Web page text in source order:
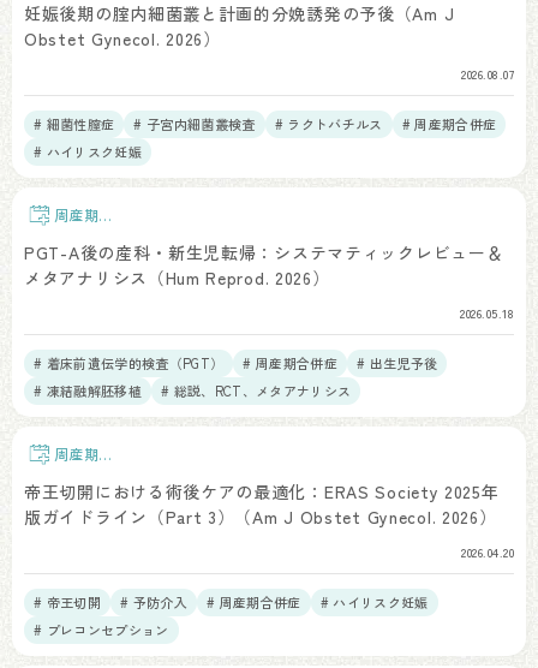
妊娠後期の腟内細菌叢と計画的分娩誘発の予後（Am J
Obstet Gynecol. 2026）
2026.08.07
# 細菌性膣症 # 子宮内細菌叢検査 # ラクトバチルス
# 周産期合併症
# ハイリスク妊娠
周産期予
PGT-A後の産科・新生児転帰：システマティックレビュー＆
メタアナリシス（Hum Reprod. 2026）
2026.05.18
# 着床前遺伝学的検査（PGT） # 周産期合併症
# 出生児予後
# 凍結融解胚移植
# 総説、RCT、メタアナリシス
周産期予
帝王切開における術後ケアの最適化：ERAS Society 2025年
版ガイドライン（Part 3）（Am J Obstet Gynecol. 2026）
2026.04.20
# 帝王切開 # 予防介入 # 周産期合併症
# ハイリスク妊娠
# プレコンセプション